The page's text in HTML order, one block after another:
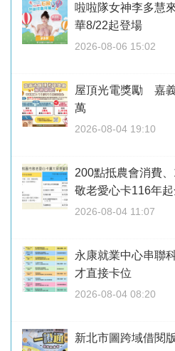
啦啦隊女神李多慧
華8/22起登場
2026-08-06 15:02
屋頂光電獎勵 嘉
萬
2026-08-04 19:10
200點抵農會消費
敬老愛心卡116年
2026-08-04 11:07
永康就業中心串聯
才直接卡位
2026-08-04 08:20
新北市圖跨域借閱